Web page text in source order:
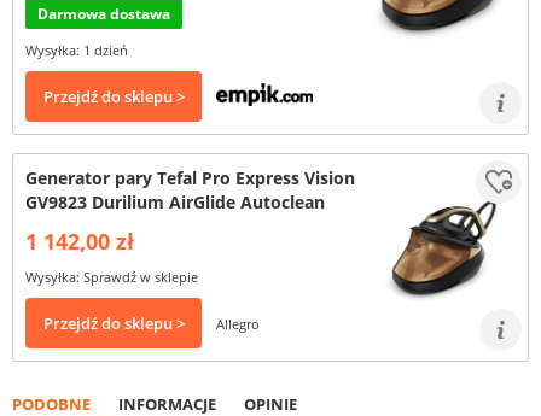
Darmowa dostawa
Wysyłka: 1 dzień
Przejdź do sklepu >
Generator pary Tefal Pro Express Vision
GV9823 Durilium AirGlide Autoclean
1 142,00 zł
Wysyłka: Sprawdź w sklepie
Przejdź do sklepu > Allegro
PODOBNE INFORMACJE OPINIE